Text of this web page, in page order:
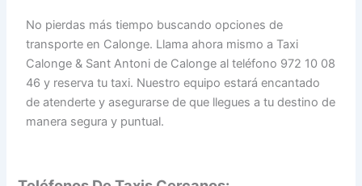
No pierdas más tiempo buscando opciones de
transporte en Calonge. Llama ahora mismo a Taxi
Calonge & Sant Antoni de Calonge al teléfono 972 10 08
46 y reserva tu taxi. Nuestro equipo estará encantado
de atenderte y asegurarse de que llegues a tu destino de
manera segura y puntual.